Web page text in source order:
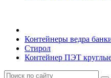
Контейнеры ведра
Стирол
Контейнер ПЭТ